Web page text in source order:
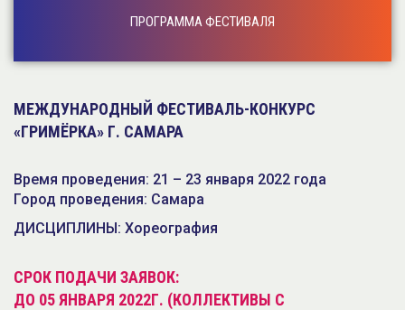
ПРОГРАММА ФЕСТИВАЛЯ
МЕЖДУНАРОДНЫЙ ФЕСТИВАЛЬ-КОНКУРС
«ГРИМЁРКА» Г. САМАРА
Время проведения: 21 – 23 января 2022 года
Город проведения: Самара
ДИСЦИПЛИНЫ: Хореография
СРОК ПОДАЧИ ЗАЯВОК:
ДО 05 ЯНВАРЯ 2022Г. (КОЛЛЕКТИВЫ С